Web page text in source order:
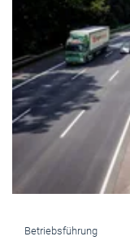
Betriebsführung